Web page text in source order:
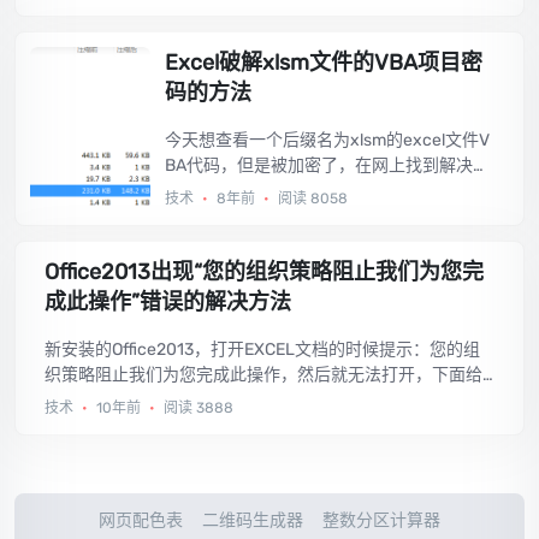
Excel破解xlsm文件的VBA项目密
码的方法
今天想查看一个后缀名为xlsm的excel文件V
BA代码，但是被加密了，在网上找到解决方
法，拿来分享。...
技术 • 8年前 • 阅读 8058
Office2013出现“您的组织策略阻止我们为您完
成此操作”错误的解决方法
新安装的Office2013，打开EXCEL文档的时候提示：您的组
织策略阻止我们为您完成此操作，然后就无法打开，下面给
出解决方法。...
技术 • 10年前 • 阅读 3888
网页配色表 二维码生成器 整数分区计算器